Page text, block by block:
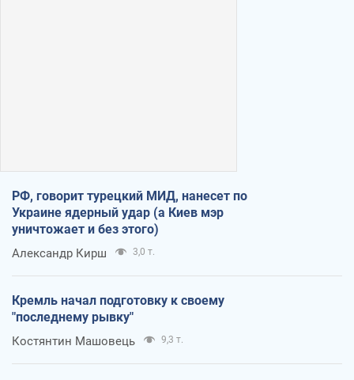
РФ, говорит турецкий МИД, нанесет по
Украине ядерный удар (а Киев мэр
уничтожает и без этого)
Александр Кирш 3,0 т.
Кремль начал подготовку к своему
"последнему рывку"
Костянтин Машовець 9,3 т.